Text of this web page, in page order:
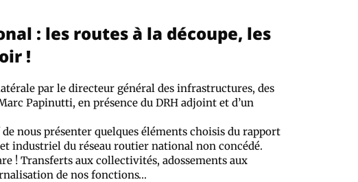
: les routes à la découpe, les
!
par le directeur général des infrastructures, des
Papinutti, en présence du DRH adjoint et d’un
nous présenter quelques éléments choisis du rapport
industriel du réseau routier national non concédé.
! Transferts aux collectivités, adossements aux
de nos fonctions…